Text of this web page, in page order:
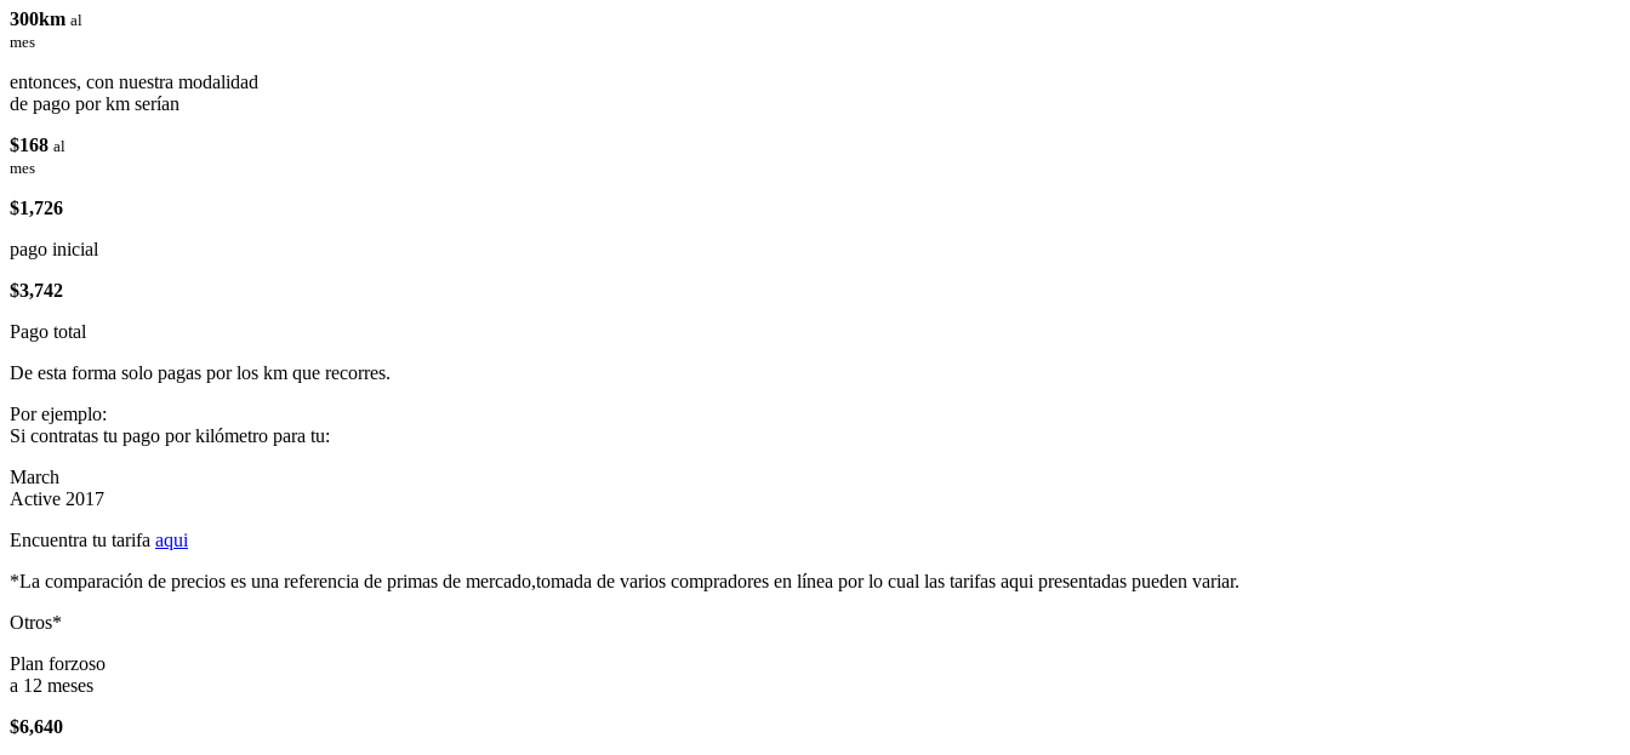
300km al
mes
entonces, con nuestra modalidad
de pago por km serían
$168 al
mes
$1,726
pago inicial
$3,742
Pago total
De esta forma solo pagas por los km que recorres.
Por ejemplo:
Si contratas tu pago por kilómetro para tu:
March
Active 2017
Encuentra tu tarifa aqui
*La comparación de precios es una referencia de primas de mercado,tomada de varios compradores en línea por lo cual las tarifas aqui presentadas pueden variar.
Otros*
Plan forzoso
a 12 meses
$6,640